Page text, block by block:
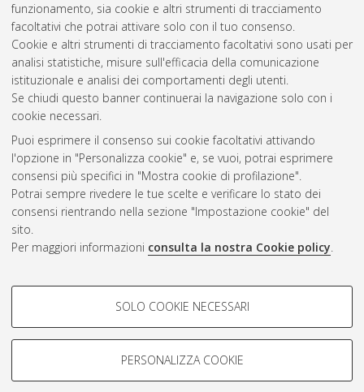
funzionamento, sia cookie e altri strumenti di tracciamento
facoltativi che potrai attivare solo con il tuo consenso.
Cookie e altri strumenti di tracciamento facoltativi sono usati per
analisi statistiche, misure sull'efficacia della comunicazione
istituzionale e analisi dei comportamenti degli utenti.
Se chiudi questo banner continuerai la navigazione solo con i
cookie necessari.
Puoi esprimere il consenso sui cookie facoltativi attivando
l'opzione in "Personalizza cookie" e, se vuoi, potrai esprimere
consensi più specifici in "Mostra cookie di profilazione".
Potrai sempre rivedere le tue scelte e verificare lo stato dei
consensi rientrando nella sezione "Impostazione cookie" del
sito.
Per maggiori informazioni consulta la nostra Cookie policy.
COOKIE DI PROFILAZIONE -
Si tratta di cookie utilizzati per analizzare le caratteristiche della
navigazione degli utenti, creare profili in base al loro comportamento
SOLO COOKIE NECESSARI
PERSONALIZZA COOKIE
Gestione del documento:
Atom
Rss 1.0
Rss 2.0
AMS Laurea
Impostazioni Cookie
Informativa sulla privacy
Condizioni d’uso del sito